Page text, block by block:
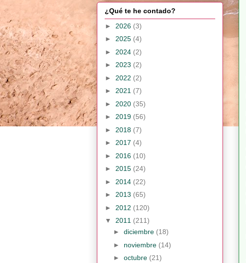
¿Qué te he contado?
► 2026 (3)
► 2025 (4)
► 2024 (2)
► 2023 (2)
► 2022 (2)
► 2021 (7)
► 2020 (35)
► 2019 (56)
► 2018 (7)
► 2017 (4)
► 2016 (10)
► 2015 (24)
► 2014 (22)
► 2013 (65)
► 2012 (120)
▼ 2011 (211)
► diciembre (18)
► noviembre (14)
► octubre (21)